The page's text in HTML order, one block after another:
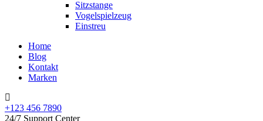
Sitzstange
Vogelspielzeug
Einstreu
Home
Blog
Kontakt
Marken
+123 456 7890
24/7 Support Center